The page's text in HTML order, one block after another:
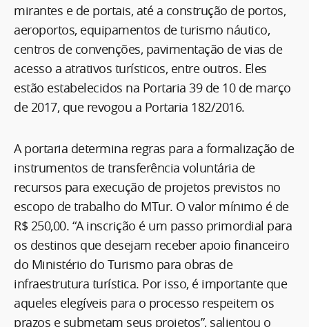
mirantes e de portais, até a construção de portos,
aeroportos, equipamentos de turismo náutico,
centros de convenções, pavimentação de vias de
acesso a atrativos turísticos, entre outros. Eles
estão estabelecidos na Portaria 39 de 10 de março
de 2017, que revogou a Portaria 182/2016.
A portaria determina regras para a formalização de
instrumentos de transferência voluntária de
recursos para execução de projetos previstos no
escopo de trabalho do MTur. O valor mínimo é de
R$ 250,00. “A inscrição é um passo primordial para
os destinos que desejam receber apoio financeiro
do Ministério do Turismo para obras de
infraestrutura turística. Por isso, é importante que
aqueles elegíveis para o processo respeitem os
prazos e submetam seus projetos”, salientou o